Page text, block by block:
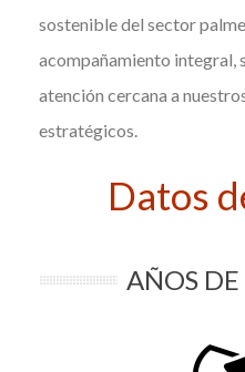
sostenible del sector
acompañamiento integral,
atención cercana a
estratégicos.
Datos
AÑOS